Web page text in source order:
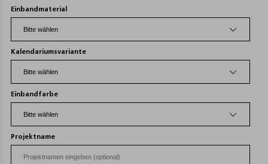
Einbandmaterial
Kalendariumsvariante
Einbandfarbe
Projektname